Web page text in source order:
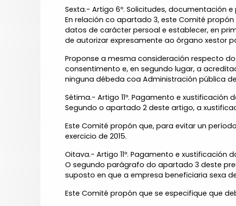
Sexta.- Artigo 6º. Solicitudes, documentación e
En relación co apartado 3, este Comité
datos de carácter persoal e establecer, en
de autorizar expresamente ao órgano xestor
Proponse a mesma consideración respecto
consentimento e, en segundo lugar, a
ninguna débeda coa Administración pública
Sétima.- Artigo 11º. Pagamento e xustificación
Segundo o apartado 2 deste artigo, a
Este Comité propón que, para evitar un
exercicio de 2015.
Oitava.- Artigo 11º. Pagamento e xustificación
O segundo parágrafo do apartado 3 deste
suposto en que a empresa beneficiaria sexa
Este Comité propón que se especifique que